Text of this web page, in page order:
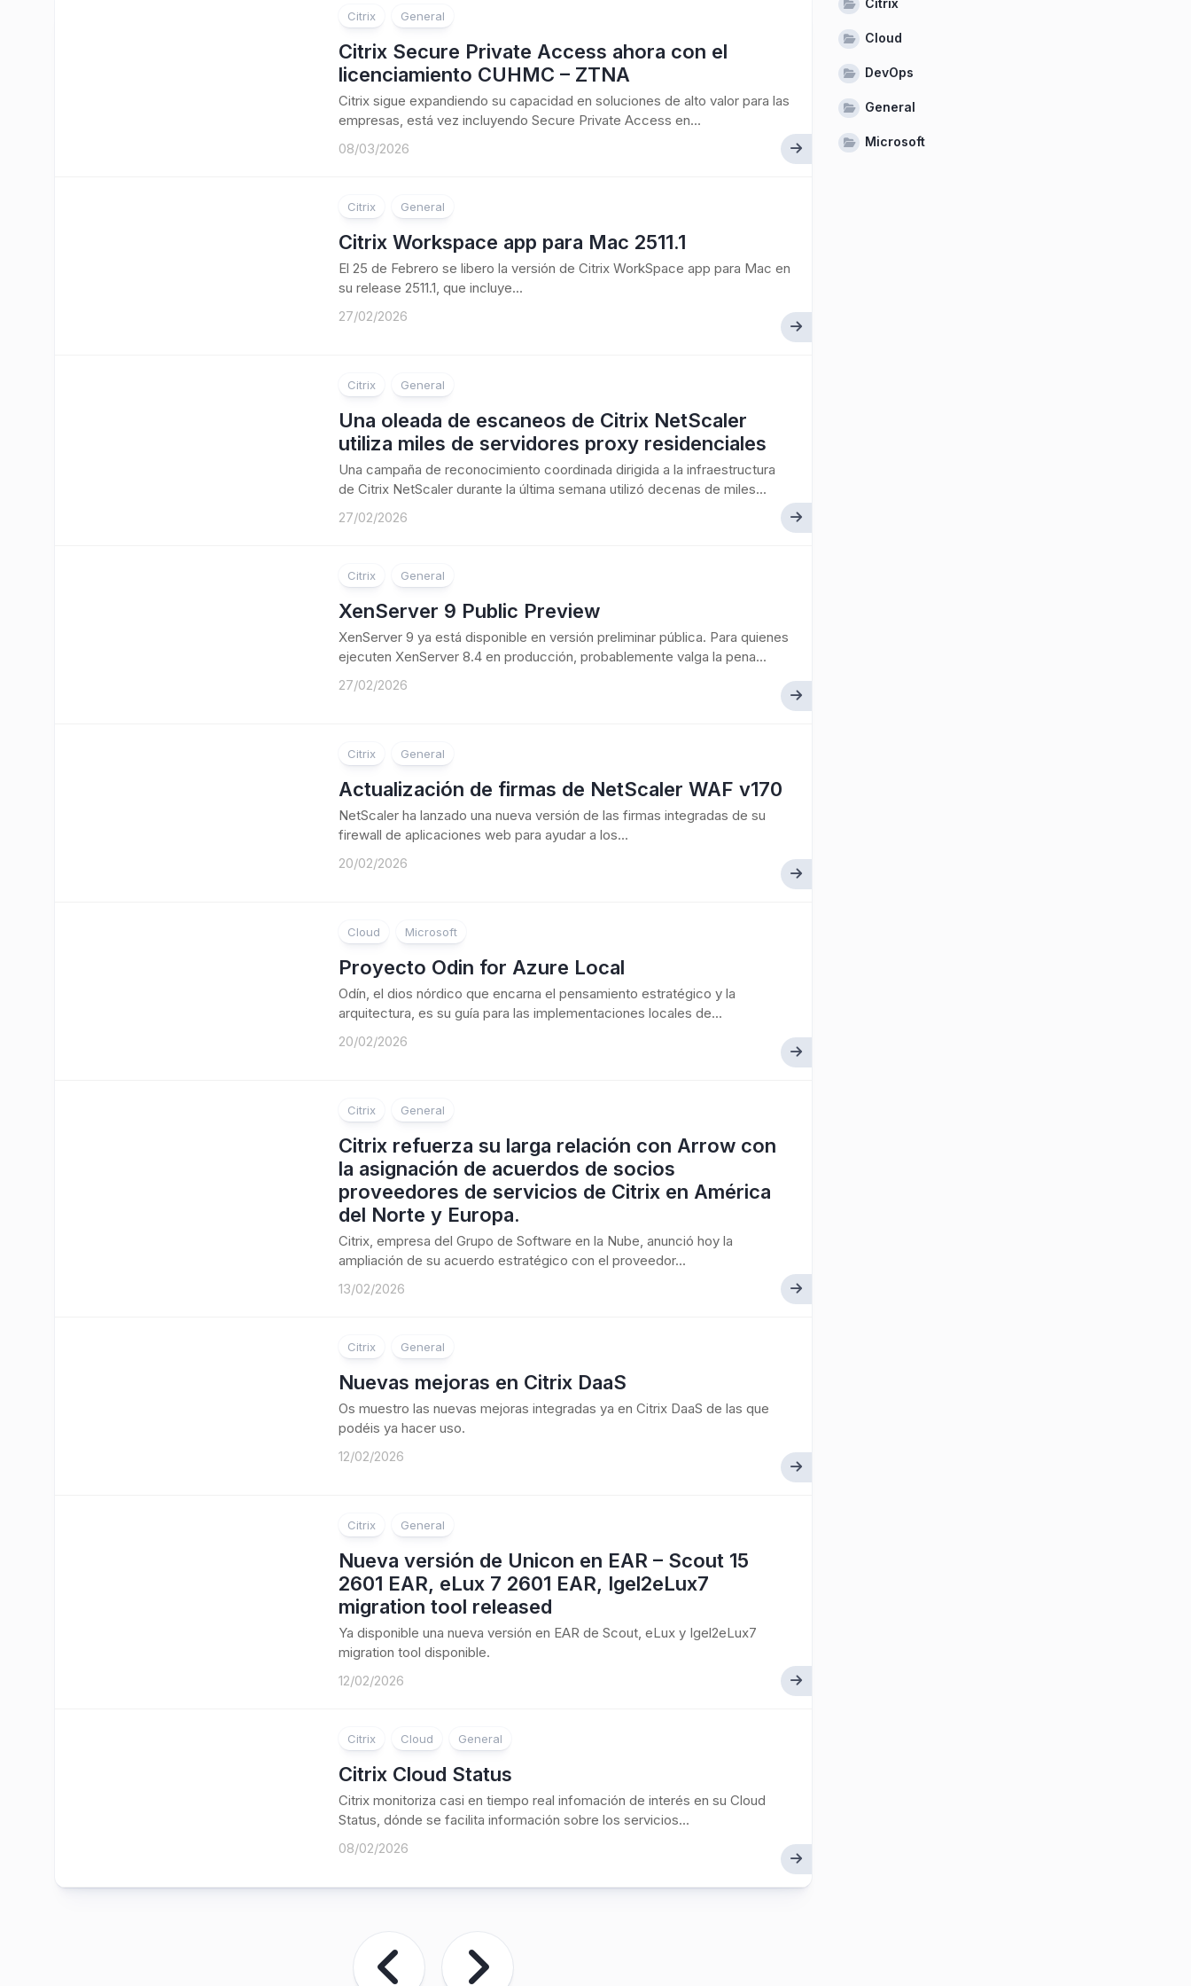
Citrix General
Citrix Secure Private Access ahora con el
licenciamiento CUHMC – ZTNA
Citrix sigue expandiendo su capacidad en soluciones de alto valor para las
empresas, está vez incluyendo Secure Private Access en...
08/03/2026
Citrix General
Citrix Workspace app para Mac 2511.1
El 25 de Febrero se libero la versión de Citrix WorkSpace app para Mac en
su release 2511.1, que incluye...
27/02/2026
Citrix General
Una oleada de escaneos de Citrix NetScaler
utiliza miles de servidores proxy residenciales
Una campaña de reconocimiento coordinada dirigida a la infraestructura
de Citrix NetScaler durante la última semana utilizó decenas de miles...
27/02/2026
Citrix General
XenServer 9 Public Preview
XenServer 9 ya está disponible en versión preliminar pública. Para quienes
ejecuten XenServer 8.4 en producción, probablemente valga la pena...
27/02/2026
Citrix General
Actualización de firmas de NetScaler WAF v170
NetScaler ha lanzado una nueva versión de las firmas integradas de su
firewall de aplicaciones web para ayudar a los...
20/02/2026
Cloud Microsoft
Proyecto Odin for Azure Local
Odín, el dios nórdico que encarna el pensamiento estratégico y la
arquitectura, es su guía para las implementaciones locales de...
20/02/2026
Citrix General
Citrix refuerza su larga relación con Arrow con
la asignación de acuerdos de socios
proveedores de servicios de Citrix en América
del Norte y Europa.
Citrix, empresa del Grupo de Software en la Nube, anunció hoy la
ampliación de su acuerdo estratégico con el proveedor...
13/02/2026
Citrix General
Nuevas mejoras en Citrix DaaS
Os muestro las nuevas mejoras integradas ya en Citrix DaaS de las que
podéis ya hacer uso.
12/02/2026
Citrix General
Nueva versión de Unicon en EAR – Scout 15
2601 EAR, eLux 7 2601 EAR, Igel2eLux7
migration tool released
Ya disponible una nueva versión en EAR de Scout, eLux y Igel2eLux7
migration tool disponible.
12/02/2026
Citrix Cloud General
Citrix Cloud Status
Citrix monitoriza casi en tiempo real infomación de interés en su Cloud
Status, dónde se facilita información sobre los servicios...
08/02/2026
Citrix
Cloud
DevOps
General
Microsoft